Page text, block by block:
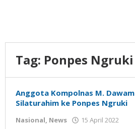
Tag: Ponpes Ngruki
Anggota Kompolnas M. Dawam
Silaturahim ke Ponpes Ngruki
Nasional, News 15 April 2022